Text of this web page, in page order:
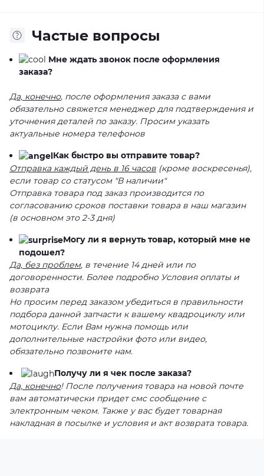
Частые вопросы
Мне ждать звонок после оформления
заказа?
Да, конечно, после оформления заказа с вами
обязательно свяжется менеджер для подтверждения и
уточнения деталей по заказу. Просим указать
актуальные номера телефонов
Как быстро вы отправите товар?
Отправка каждый день в 16 часов (кроме воскресенья),
если товар со статусом "В наличии"
Отправка товара под заказ производится по
согласованию сроков поставки товара в наш магазин
(в основном это 2-3 дня)
Могу ли я вернуть товар, который мне не
подошел?
Да, без проблем, в течение 14 дней или по
договоренности. Более подробно Условия оплаты и
возврата
Но просим перед заказом убедиться в правильности
подбора данной запчасти к вашему квадроциклу или
мотоциклу. Если Вам нужна помощь или
дополнительные настройки фото или видео,
обязательно позвоните нам.
Получу ли я чек после заказа?
Да, конечно! После получения товара на новой почте
вам автоматически придет смс сообщение с
электронным чеком. Также у вас будет товарная
накладная в посылке и условия и акт возврата товара.